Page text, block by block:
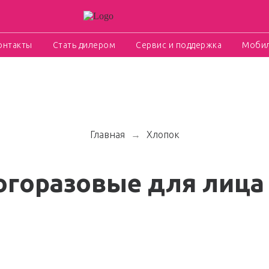
Стать дилером Сервис и поддержка
Главная → Хлопок
для лица